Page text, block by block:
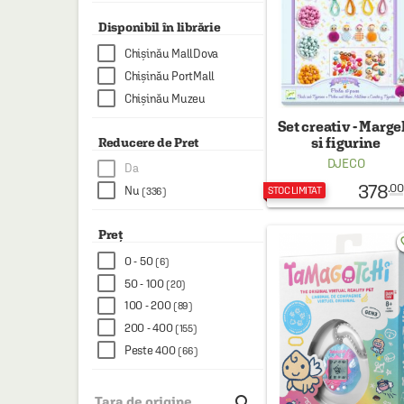
BOARD GAMES
JOCURI SI JUCARII
PLAYGROUND
COSMETICE
DISNEY
CURSURI LIMBI STRAINE
PROMOȚII ȘI SELECȚII
Disponibil în librărie
Chișinău MallDova
Chișinău PortMall
Chișinău Muzeu
Reducere de Pret
Da
Nu (336)
Preț
0 - 50 (6)
50 - 100 (20)
100 - 200 (89)
200 - 400 (155)
Peste 400 (66)
Set creativ -
si figurine
DJECO
STOC LIMITAT 378.00